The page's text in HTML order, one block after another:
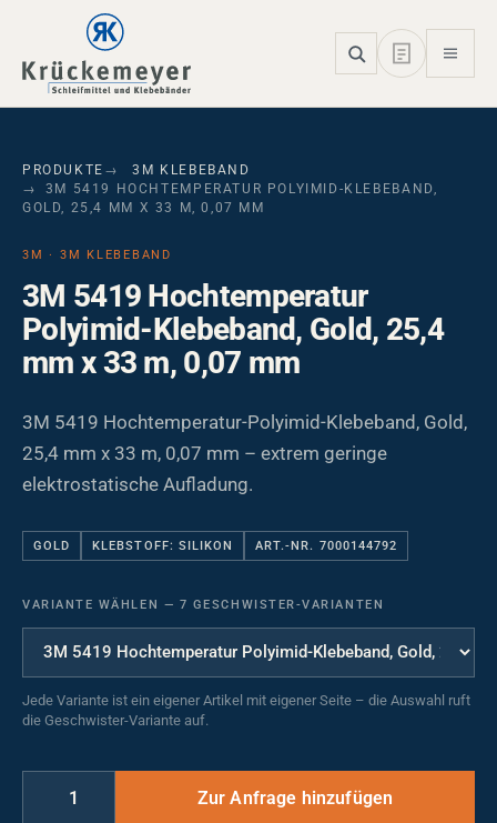
Skip to main navigation
Skip to main content
Skip to page footer
PRODUKTE
3M KLEBEBAND
3M 5419 HOCHTEMPERATUR POLYIMID-KLEBEBAND,
GOLD, 25,4 MM X 33 M, 0,07 MM
3M · 3M KLEBEBAND
3M 5419 Hochtemperatur
Polyimid-Klebeband, Gold, 25,4
mm x 33 m, 0,07 mm
3M 5419 Hochtemperatur-Polyimid-Klebeband, Gold,
25,4 mm x 33 m, 0,07 mm – extrem geringe
elektrostatische Aufladung.
GOLD KLEBSTOFF: SILIKON ART.-NR. 7000144792
VARIANTE WÄHLEN — 7 GESCHWISTER-VARIANTEN
Jede Variante ist ein eigener Artikel mit eigener Seite – die Auswahl ruft
die Geschwister-Variante auf.